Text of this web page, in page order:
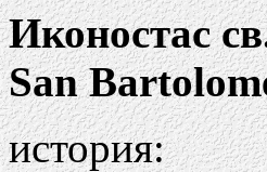
Иконостас
San
история: